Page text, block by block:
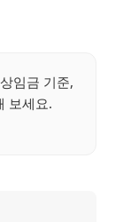
임금 기준,
보세요.